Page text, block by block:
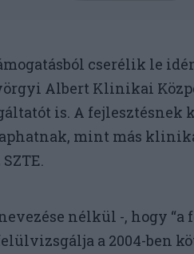
cserélik le
Albert Klinikai
is. A fejlesztésnek
mint más
SZTE.
nélkül -, hogy
a 2004-ben